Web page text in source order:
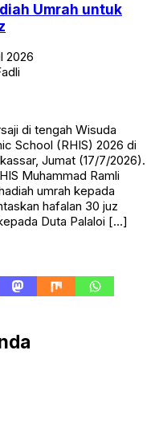
Umrah untuk
2026
di tengah Wisuda
School (RHIS) 2026 di
Jumat (17/7/2026).
Muhammad Ramli
umrah kepada
hafalan 30 juz
Duta Palaloi […]